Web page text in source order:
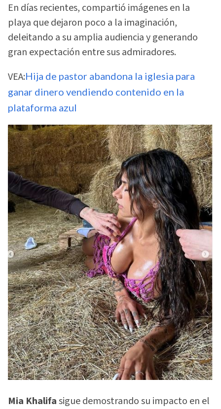
En días recientes, compartió imágenes en la
playa que dejaron poco a la imaginación,
deleitando a su amplia audiencia y generando
gran expectación entre sus admiradores.
VEA:Hija de pastor abandona la iglesia para
ganar dinero vendiendo contenido en la
plataforma azul
Mia Khalifasigue demostrando su impacto en el